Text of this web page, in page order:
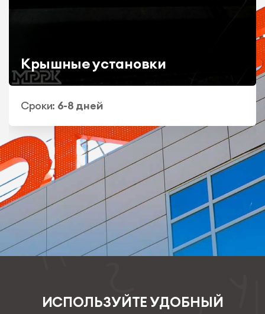
Крышные установки
Сроки: 6-8 дней
ИСПОЛЬЗУЙТЕ УДОБНЫЙ